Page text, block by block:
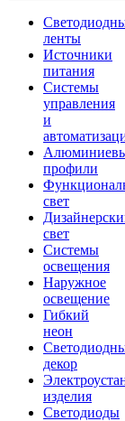
ленты
Источники
питания
Системы
управления
и
профили
свет
свет
Системы
освещения
Наружное
освещение
Гибкий
неон
декор
изделия
Светодиоды